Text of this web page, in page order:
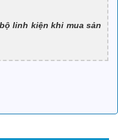
linh kiện khi mua sản